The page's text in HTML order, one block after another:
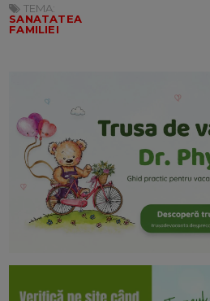
TEMA:
SANATATEA
FAMILIEI